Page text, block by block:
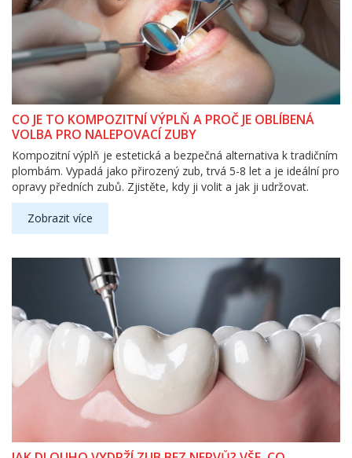
CO JE TO KOMPOZITNÍ VÝPLŇ A PROČ JE OBLÍBENÁ
VOLBA PRO NALEPOVACÍ ZUBY
Kompozitní výplň je estetická a bezpečná alternativa k tradičním
plombám. Vypadá jako přirozený zub, trvá 5-8 let a je ideální pro
opravy předních zubů. Zjistěte, kdy ji volit a jak ji udržovat.
Zobrazit více